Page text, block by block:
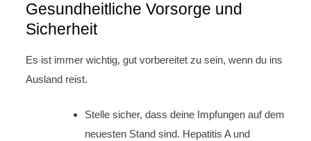
Gesundheitliche Vorsorge und
Sicherheit
Es ist immer wichtig, gut vorbereitet zu sein, wenn du ins
Ausland reist.
Stelle sicher, dass deine Impfungen auf dem
neuesten Stand sind. Hepatitis A und